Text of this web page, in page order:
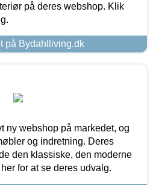
på deres webshop. Klik
på Bydahlliving.dk
ny webshop på markedet, og
og indretning. Deres
den klassiske, den moderne
for at se deres udvalg.